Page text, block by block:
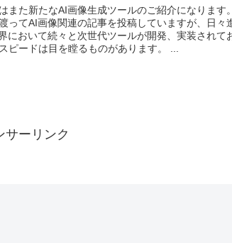
また新たなAI画像生成ツールのご紹介になります
ってAI画像関連の記事を投稿していますが、日々
において続々と次世代ツールが開発、実装されて
サーリンク